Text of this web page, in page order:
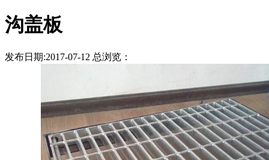
沟盖板
发布日期:2017-07-12 总浏览：